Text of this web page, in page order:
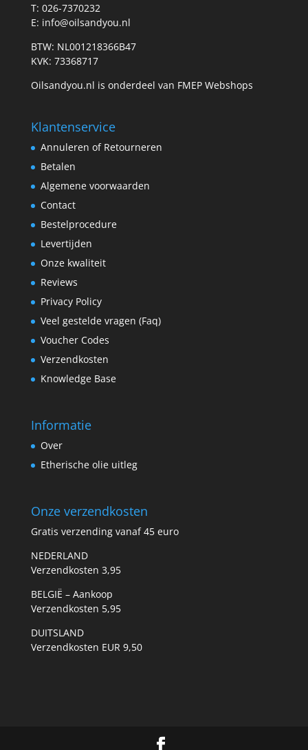
T: 026-7370232
E: info@oilsandyou.nl
BTW: NL001218366B47
KVK: 73368717
Oilsandyou.nl is onderdeel van FMEP Webshops
Klantenservice
Annuleren of Retourneren
Betalen
Algemene voorwaarden
Contact
Bestelprocedure
Levertijden
Onze kwaliteit
Reviews
Privacy Policy
Veel gestelde vragen (Faq)
Voucher Codes
Verzendkosten
Knowledge Base
Informatie
Over
Etherische olie uitleg
Onze verzendkosten
Gratis verzending vanaf 45 euro
NEDERLAND
Verzendkosten 3,95
BELGIË – Aankoop
Verzendkosten 5,95
DUITSLAND
Verzendkosten EUR 9,50